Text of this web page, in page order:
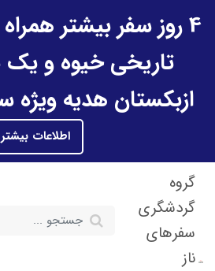
4 روز سفر بیشتر
تاریخی خیوه و یک
ازبکستان هدیه ویژه
اطلاعات
گروه
گردشگری
سفرهای
ناز